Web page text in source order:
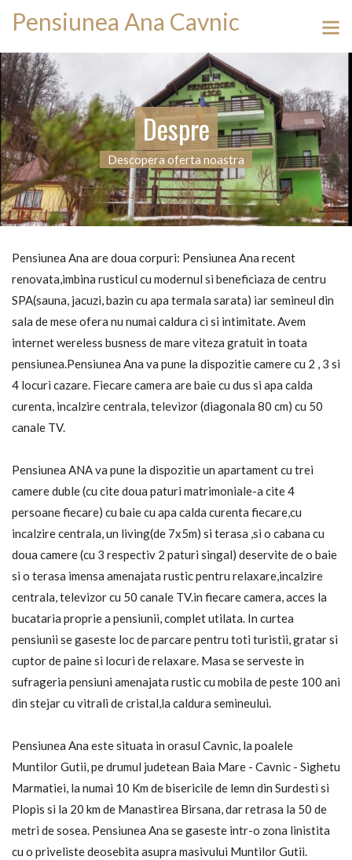
Pensiunea Ana Cavnic
Despre
Descopera oferta noastra
Pensiunea Ana are doua corpuri: Pensiunea Ana recent
renovata,imbina rusticul cu modernul si beneficiaza de centru
SPA(sauna, jacuzi, bazin cu apa termala sarata) iar semineul din
sala de mese ofera nu numai caldura ci si intimitate. Avem
internet wereless busness de mare viteza gratuit in toata
pensiunea.Pensiunea Ana va pune la dispozitie camere cu 2 , 3 si
4 locuri cazare. Fiecare camera are baie cu dus si apa calda
curenta, incalzire centrala, televizor (diagonala 80 cm) cu 50
canale TV.
Pensiunea ANA va pune la dispozitie un apartament cu trei
camere duble (cu cite doua paturi matrimoniale-a cite 4
persoane fiecare) cu baie cu apa calda curenta fiecare,cu
incalzire centrala, un living(de 7x5m) si terasa ,si o cabana cu
doua camere (cu 3 respectiv 2 paturi singal) deservite de o baie
si o terasa imensa amenajata rustic pentru relaxare,incalzire
centrala, televizor cu 50 canale TV.in fiecare camera, acces la
bucataria proprie a pensiunii, complet utilata. In curtea
pensiunii se gaseste loc de parcare pentru toti turistii, gratar si
cuptor de paine si locuri de relaxare. Masa se serveste in
sufrageria pensiuni amenajata rustic cu mobila de peste 100 ani
din stejar cu vitrali de cristal,la caldura semineului.
Pensiunea Ana este situata in orasul Cavnic, la poalele
Muntilor Gutii, pe drumul judetean Baia Mare - Cavnic - Sighetu
Marmatiei, la numai 10 Km de bisericile de lemn din Surdesti si
Plopis si la 20 km de Manastirea Birsana, dar retrasa la 50 de
metri de sosea. Pensiunea Ana se gaseste intr-o zona linistita
cu o priveliste deosebita asupra masivului Muntilor Gutii.